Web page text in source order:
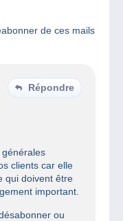
de ces mails
Répondre
clients car elle
qui doivent être
important.
ou